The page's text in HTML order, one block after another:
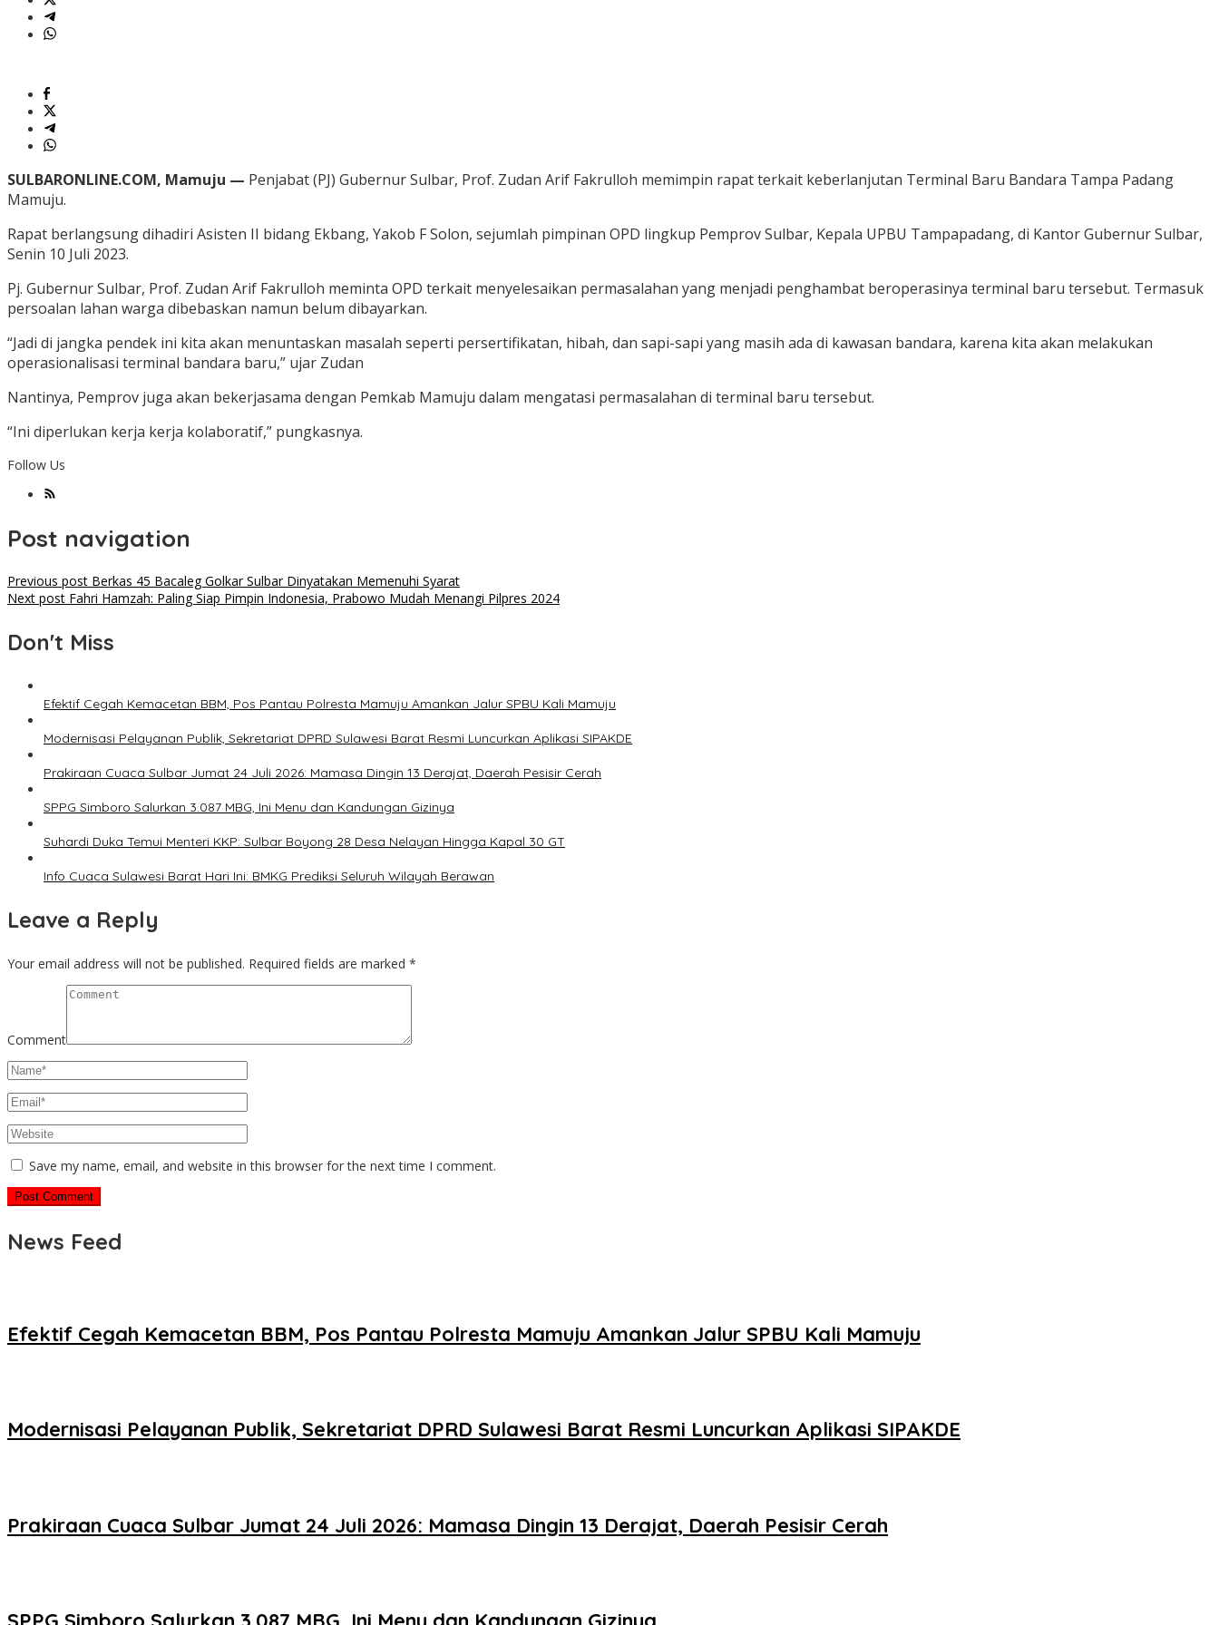
SULBARONLINE.COM, Mamuju — Penjabat (PJ) Gubernur Sulbar, Prof. Zudan Arif Fakrulloh memimpin rapat terkait keberlanjutan Terminal Baru Bandara Tampa Padang
Mamuju.
Rapat berlangsung dihadiri Asisten II bidang Ekbang, Yakob F Solon, sejumlah pimpinan OPD lingkup Pemprov Sulbar, Kepala UPBU Tampapadang, di Kantor Gubernur Sulbar,
Senin 10 Juli 2023.
Pj. Gubernur Sulbar, Prof. Zudan Arif Fakrulloh meminta OPD terkait menyelesaikan permasalahan yang menjadi penghambat beroperasinya terminal baru tersebut. Termasuk
persoalan lahan warga dibebaskan namun belum dibayarkan.
“Jadi di jangka pendek ini kita akan menuntaskan masalah seperti persertifikatan, hibah, dan sapi-sapi yang masih ada di kawasan bandara, karena kita akan melakukan
operasionalisasi terminal bandara baru,” ujar Zudan
Nantinya, Pemprov juga akan bekerjasama dengan Pemkab Mamuju dalam mengatasi permasalahan di terminal baru tersebut.
“Ini diperlukan kerja kerja kolaboratif,” pungkasnya.
Follow Us
Post navigation
Previous post Berkas 45 Bacaleg Golkar Sulbar Dinyatakan Memenuhi Syarat
Next post Fahri Hamzah: Paling Siap Pimpin Indonesia, Prabowo Mudah Menangi Pilpres 2024
Don't Miss
Efektif Cegah Kemacetan BBM, Pos Pantau Polresta Mamuju Amankan Jalur SPBU Kali Mamuju
Modernisasi Pelayanan Publik, Sekretariat DPRD Sulawesi Barat Resmi Luncurkan Aplikasi SIPAKDE
Prakiraan Cuaca Sulbar Jumat 24 Juli 2026: Mamasa Dingin 13 Derajat, Daerah Pesisir Cerah
SPPG Simboro Salurkan 3.087 MBG, Ini Menu dan Kandungan Gizinya
Suhardi Duka Temui Menteri KKP: Sulbar Boyong 28 Desa Nelayan Hingga Kapal 30 GT
Info Cuaca Sulawesi Barat Hari Ini: BMKG Prediksi Seluruh Wilayah Berawan
Leave a Reply
Your email address will not be published. Required fields are marked *
Comment
Save my name, email, and website in this browser for the next time I comment.
News Feed
Efektif Cegah Kemacetan BBM, Pos Pantau Polresta Mamuju Amankan Jalur SPBU Kali Mamuju
Modernisasi Pelayanan Publik, Sekretariat DPRD Sulawesi Barat Resmi Luncurkan Aplikasi SIPAKDE
Prakiraan Cuaca Sulbar Jumat 24 Juli 2026: Mamasa Dingin 13 Derajat, Daerah Pesisir Cerah